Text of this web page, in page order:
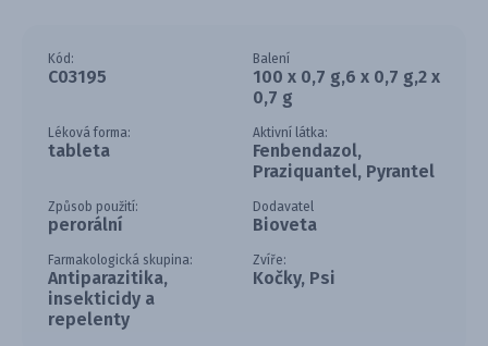
Kód:
C03195
Balení
100 x 0,7 g,6 x 0,7 g,2 x
0,7 g
Léková forma:
tableta
Aktivní látka:
Fenbendazol,
Praziquantel, Pyrantel
Způsob použití:
perorální
Dodavatel
Bioveta
Farmakologická skupina:
Antiparazitika,
insekticidy a
repelenty
Zvíře:
Kočky, Psi